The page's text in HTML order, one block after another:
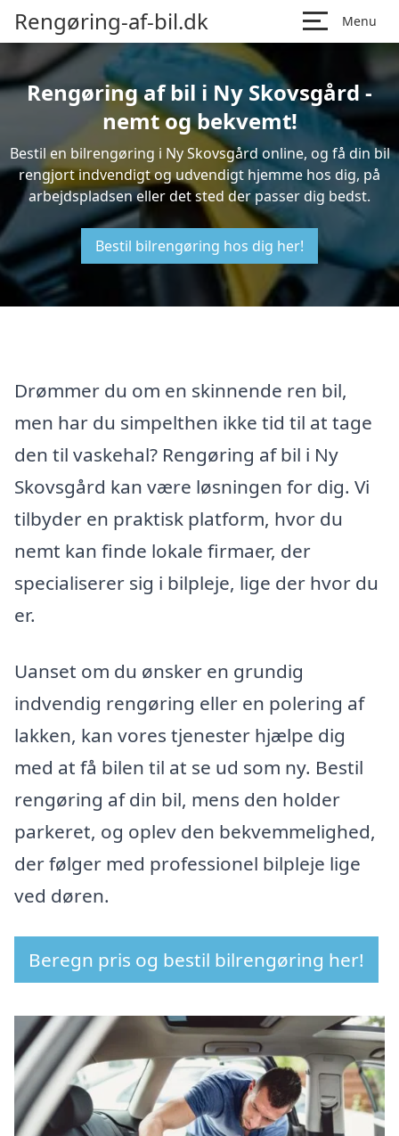
Rengøring-af-bil.dk Menu
Rengøring af bil i Ny Skovsgård -
nemt og bekvemt!
Bestil en bilrengøring i Ny Skovsgård online, og få din bil
rengjort indvendigt og udvendigt hjemme hos dig, på
arbejdspladsen eller det sted der passer dig bedst.
Bestil bilrengøring hos dig her!
Drømmer du om en skinnende ren bil,
men har du simpelthen ikke tid til at tage
den til vaskehal? Rengøring af bil i Ny
Skovsgård kan være løsningen for dig. Vi
tilbyder en praktisk platform, hvor du
nemt kan finde lokale firmaer, der
specialiserer sig i bilpleje, lige der hvor du
er.
Uanset om du ønsker en grundig
indvendig rengøring eller en polering af
lakken, kan vores tjenester hjælpe dig
med at få bilen til at se ud som ny. Bestil
rengøring af din bil, mens den holder
parkeret, og oplev den bekvemmelighed,
der følger med professionel bilpleje lige
ved døren.
Beregn pris og bestil bilrengøring her!